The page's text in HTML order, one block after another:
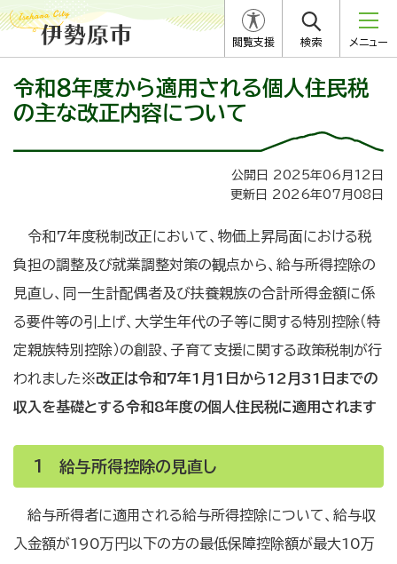
閲覧支援 検索 メニュー
令和８年度から適用される個人住民税
の主な改正内容について
公開日 2025年06月12日
更新日 2026年07月08日
令和7年度税制改正において、物価上昇局面における税
負担の調整及び就業調整対策の観点から、給与所得控除の
見直し、同一生計配偶者及び扶養親族の合計所得金額に係
る要件等の引上げ、大学生年代の子等に関する特別控除（特
定親族特別控除）の創設、子育て支援に関する政策税制が行
われました※改正は令和7年1月1日から12月31日までの
収入を基礎とする令和8年度の個人住民税に適用されます
1 給与所得控除の見直し
給与所得者に適用される給与所得控除について、給与収
入金額が190万円以下の方の最低保障控除額が最大10万